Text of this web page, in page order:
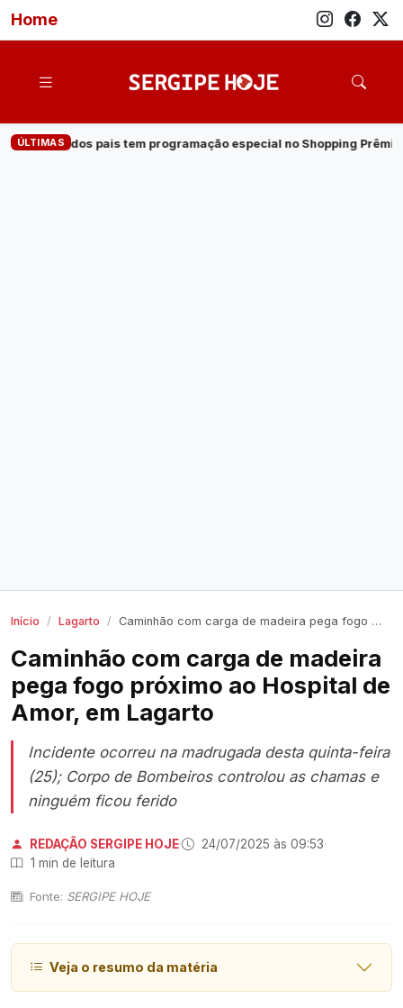
Home
ÚLTIMASespecial no Shopping Prêmio · Veja quem são os
Início Lagarto Caminhão com carga de madeira pega fogo próximo ao Hospital de Amor, em Lagarto
Caminhão com carga de madeira
pega fogo próximo ao Hospital de
Amor, em Lagarto
Incidente ocorreu na madrugada desta quinta-feira
(25); Corpo de Bombeiros controlou as chamas e
ninguém ficou ferido
REDAÇÃO SERGIPE HOJE· 24/07/2025 às 09:53·
1 min de leitura
Fonte: SERGIPE HOJE
Veja o resumo da matéria